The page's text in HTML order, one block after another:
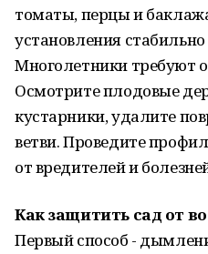
томаты, перцы и
установления
Многолетники требуют
Осмотрите плодовые
кустарники, удалите
ветви. Проведите
от вредителей и
Как защитить сад от
Первый способ -